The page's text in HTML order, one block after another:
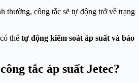
thường, công tắc sẽ tự động trở về trạng
thể tự động kiểm soát áp suất và bảo
tắc áp suất Jetec?